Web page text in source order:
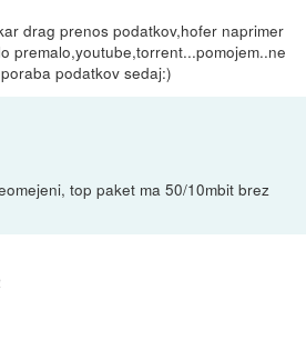
drag prenos podatkov,hofer naprimer
premalo,youtube,torrent...pomojem..ne
podatkov sedaj:)
top paket ma 50/10mbit brez